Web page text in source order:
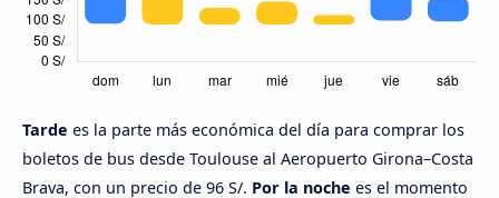
Tarde es la parte más económica del día para comprar los
boletos de bus desde Toulouse al Aeropuerto Girona–Costa
Brava, con un precio de 96 S/. Por la noche es el momento